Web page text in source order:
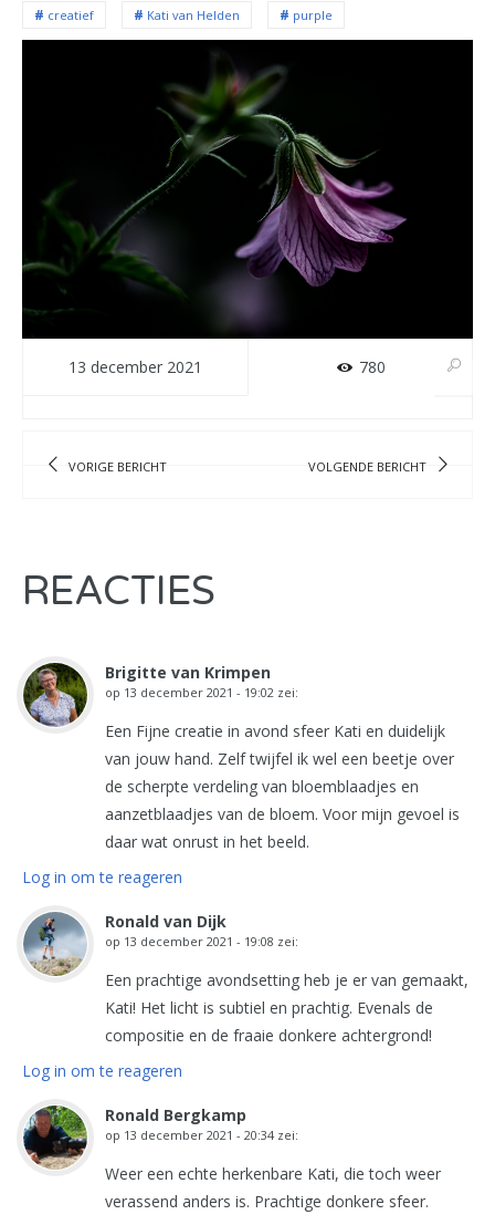
creatief Kati van Helden purple
13 december 2021 780
VORIGE BERICHT VOLGENDE BERICHT
REACTIES
Brigitte van Krimpen
op 13 december 2021 - 19:02 zei:
Een Fijne creatie in avond sfeer Kati en duidelijk
van jouw hand. Zelf twijfel ik wel een beetje over
de scherpte verdeling van bloemblaadjes en
aanzetblaadjes van de bloem. Voor mijn gevoel is
daar wat onrust in het beeld.
Log in om te reageren
Ronald van Dijk
op 13 december 2021 - 19:08 zei:
Een prachtige avondsetting heb je er van gemaakt,
Kati! Het licht is subtiel en prachtig. Evenals de
compositie en de fraaie donkere achtergrond!
Log in om te reageren
Ronald Bergkamp
op 13 december 2021 - 20:34 zei:
Weer een echte herkenbare Kati, die toch weer
verassend anders is. Prachtige donkere sfeer.